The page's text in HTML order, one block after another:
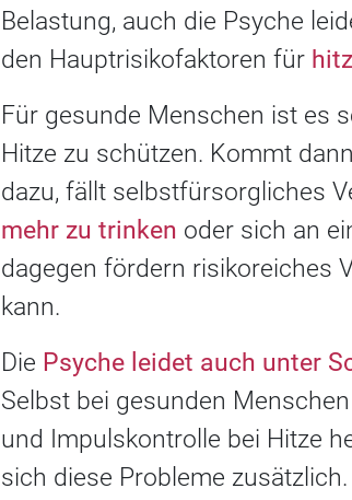
Belastung, auch die Psyche
den Hauptrisikofaktoren für
Für gesunde Menschen ist es
Hitze zu schützen. Kommt
dazu, fällt selbstfürsorgliches
mehr zu trinken oder sich an
dagegen fördern risikoreiches
kann.
Die Psyche leidet auch unter
Selbst bei gesunden
und Impulskontrolle bei Hitze
sich diese Probleme